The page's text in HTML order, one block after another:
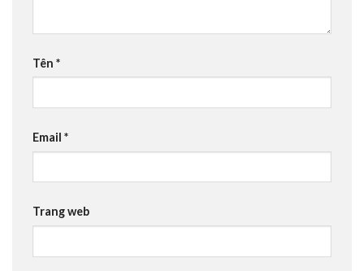
Tên *
Email *
Trang web